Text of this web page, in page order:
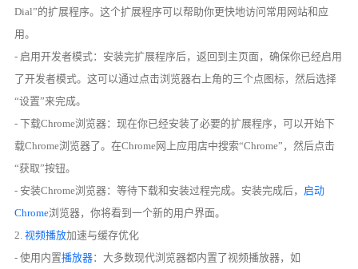
Dial”的扩展程序。这个扩展程序可以帮助你更快地访问常用网站和应
用。
- 启用开发者模式：安装完扩展程序后，返回到主页面，确保你已经启用
了开发者模式。这可以通过点击浏览器右上角的三个点图标，然后选择
“设置”来完成。
- 下载Chrome浏览器：现在你已经安装了必要的扩展程序，可以开始下
载Chrome浏览器了。在Chrome网上应用店中搜索“Chrome”，然后点击
“获取”按钮。
- 安装Chrome浏览器：等待下载和安装过程完成。安装完成后， 启动
Chrome浏览器，你将看到一个新的用户界面。
2.视频播放加速与缓存优化
- 使用内置播放器：大多数现代浏览器都内置了视频播放器，如